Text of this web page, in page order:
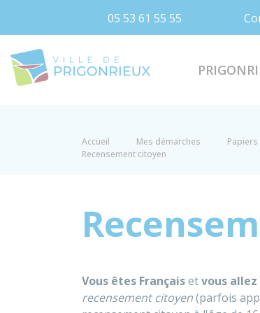
05 53 61 55 55
Accueil Mes démarches Papiers
Recensement citoyen
Vous êtes Françaisetvous
recensement citoyen(parfois